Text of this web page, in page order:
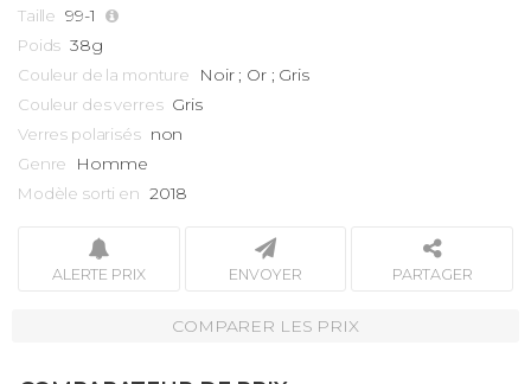
Taille 99-1
Poids 38g
Couleur de la monture Noir ; Or ; Gris
Couleur des verres Gris
Verres polarisés non
Genre Homme
Modèle sorti en 2018
ALERTE PRIX ENVOYER PARTAGER
COMPARER LES PRIX